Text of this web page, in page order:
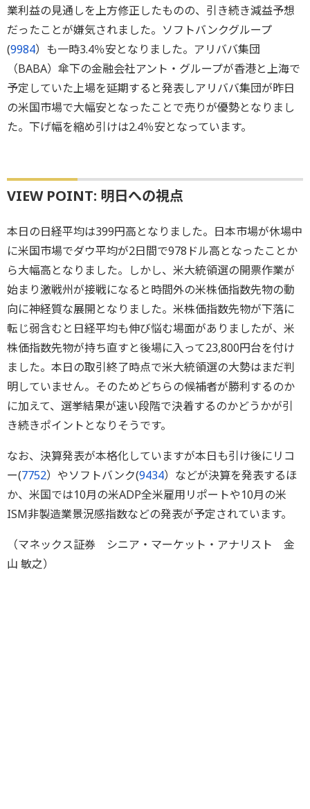
業利益の見通しを上方修正したものの、引き続き減益予想
だったことが嫌気されました。ソフトバンクグループ
(9984）も一時3.4％安となりました。アリババ集団
（BABA）傘下の金融会社アント・グループが香港と上海で
予定していた上場を延期すると発表しアリババ集団が昨日
の米国市場で大幅安となったことで売りが優勢となりまし
た。下げ幅を縮め引けは2.4％安となっています。
VIEW POINT: 明日への視点
本日の日経平均は399円高となりました。日本市場が休場中
に米国市場でダウ平均が2日間で978ドル高となったことか
ら大幅高となりました。しかし、米大統領選の開票作業が
始まり激戦州が接戦になると時間外の米株価指数先物の動
向に神経質な展開となりました。米株価指数先物が下落に
転じ弱含むと日経平均も伸び悩む場面がありましたが、米
株価指数先物が持ち直すと後場に入って23,800円台を付け
ました。本日の取引終了時点で米大統領選の大勢はまだ判
明していません。そのためどちらの候補者が勝利するのか
に加えて、選挙結果が速い段階で決着するのかどうかが引
き続きポイントとなりそうです。
なお、決算発表が本格化していますが本日も引け後にリコ
ー(7752）やソフトバンク(9434）などが決算を発表するほ
か、米国では10月の米ADP全米雇用リポートや10月の米
ISM非製造業景況感指数などの発表が予定されています。
（マネックス証券 シニア・マーケット・アナリスト 金
山 敏之）